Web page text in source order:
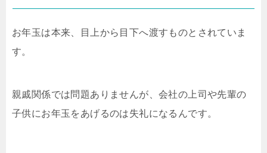
お年玉は本来、目上から目下へ渡すものとされていま
す。
親戚関係では問題ありませんが、会社の上司や先輩の
子供にお年玉をあげるのは失礼になるんです。